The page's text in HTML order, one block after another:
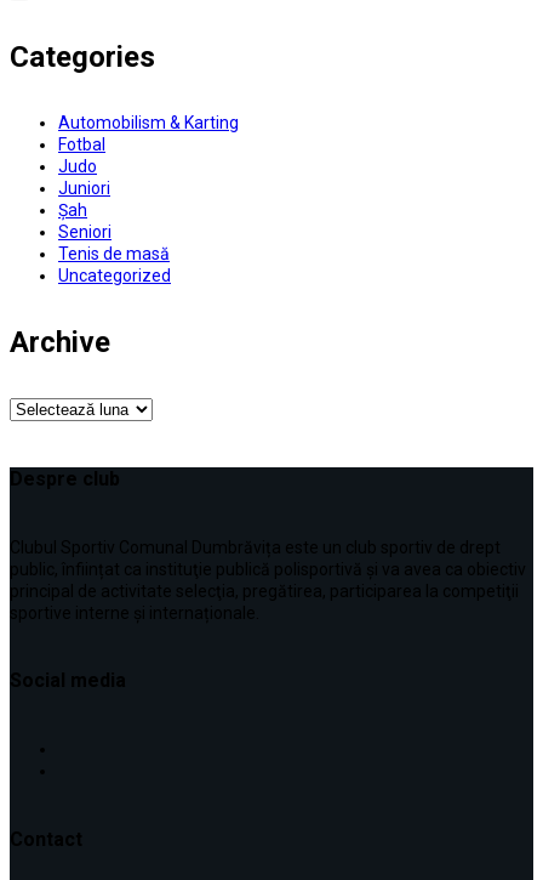
Categories
Automobilism & Karting
Fotbal
Judo
Juniori
Șah
Seniori
Tenis de masă
Uncategorized
Archive
Archive
Despre club
Clubul Sportiv Comunal Dumbrăvița este un club sportiv de drept
public, înființat ca instituţie publică polisportivă și va avea ca obiectiv
principal de activitate selecţia, pregătirea, participarea la competiţii
sportive interne şi internaționale.
Social media
Contact